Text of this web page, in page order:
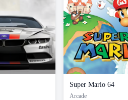
Super Mario 64
Arcade